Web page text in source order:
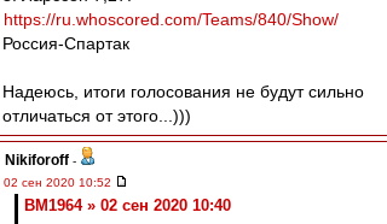
https://ru.whoscored.com/Teams/840/Show/
Россия-Спартак
Надеюсь, итоги голосования не будут сильно
отличаться от этого...)))
Nikiforoff -
02 сен 2020 10:52
BM1964 » 02 сен 2020 10:40